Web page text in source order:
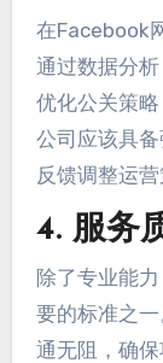
在Facebook
通过数据分
优化公关策
公司应该具
反馈调整运营
4. 服务
除了专业能
要的标准之
通无阻，确